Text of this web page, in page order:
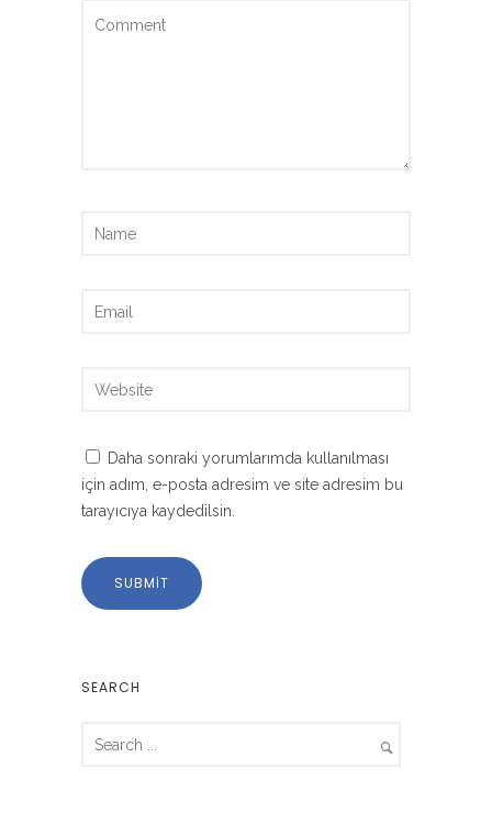
Daha sonraki yorumlarımda kullanılması
için adım, e-posta adresim ve site adresim bu
tarayıcıya kaydedilsin.
SEARCH